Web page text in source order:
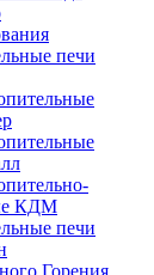
печи
КДМ
печи
Горения